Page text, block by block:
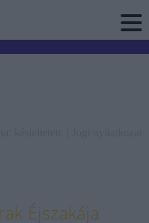
Éjszakája